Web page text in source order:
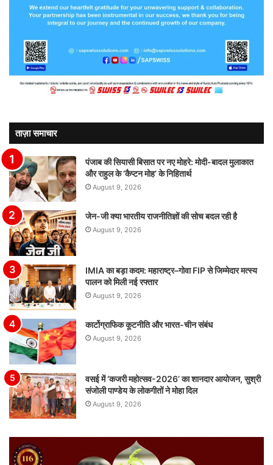
ताज़ा समाचार
पंजाब की सियासी बिसात पर नए मोहरे: मोदी-बादल मुलाकात
और राहुल के ‘कैप्टन मोह’ के निहितार्थ
August 9, 2026
जेन-जी क्या भारतीय राजनीतिज्ञों की सोच बदल रही है
August 9, 2026
IMIA का बड़ा कदम: महाराष्ट्र–गोवा FIP से जिम्मेदार मत्स्य
पालन को मिली नई रफ्तार
August 9, 2026
कार्टोग्राफिक कूटनीति और भारत-चीन संबंध
August 9, 2026
वसई में ‘कजरी महोत्सव-2026’ का शानदार आयोजन, सुश्री
संजोली पाण्डेय के लोकगीतों ने मोहा दिल
August 9, 2026